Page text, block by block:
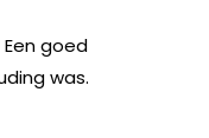
goed
was.